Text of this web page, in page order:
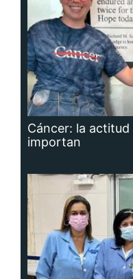
Cáncer: la
importan